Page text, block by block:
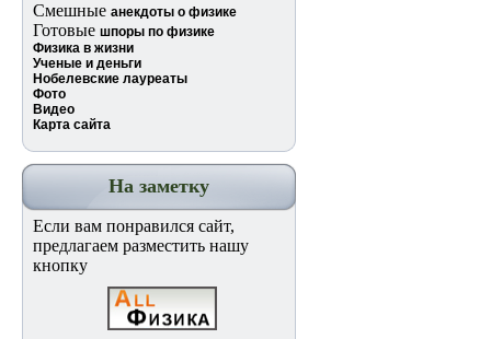
Смешные анекдоты о физике
Готовые шпоры по физике
Физика в жизни
Ученые и деньги
Нобелевские лауреаты
Фото
Видео
Карта сайта
На заметку
Если вам понравился сайт,
предлагаем разместить нашу
кнопку